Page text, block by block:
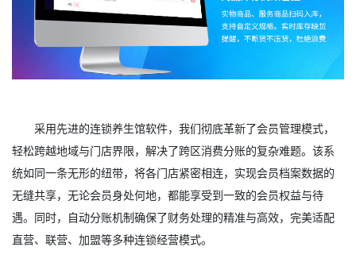
采用先进的连锁养生馆软件，我们彻底革新了会员管理模式，
轻松跨越地域与门店界限，解决了跨区消费分账的复杂难题。该系
统如同一条无形的纽带，将各门店紧密相连，实现会员档案数据的
无缝共享，无论会员身处何地，都能享受到一致的会员权益与待
遇。同时，自动分账机制确保了财务处理的精准与高效，完美适配
直营、联营、加盟等多种连锁经营模式。